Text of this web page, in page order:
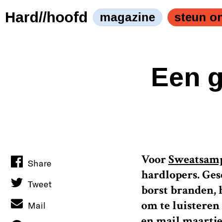
Hard//hoofd magazine steun
Een
Voor
hardlopers.
borst branden,
om te
Share
Tweet
Mail